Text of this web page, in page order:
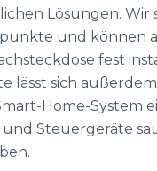
Lösungen. Wir
und können
fest
lässt sich
Home-System
Steuergeräte